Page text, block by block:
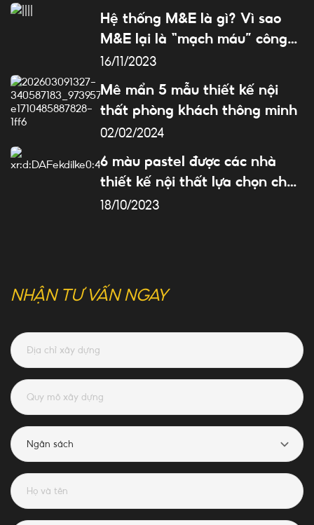
Hệ thống M&E là gì? Vì sao
M&E lại là “mạch máu” công
trình?
16/11/2023
Mê mẩn 5 mẫu thiết kế nội
thất phòng khách thông minh
02/02/2024
6 màu pastel được các nhà
thiết kế nội thất lựa chọn cho
năm 2023
18/10/2023
NHẬN TƯ VẤN NGAY